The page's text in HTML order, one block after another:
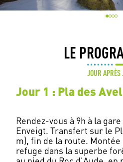
LE
JOUR APRÈS
Jour 1 : Pla des
Rendez-vous à 9h à la
Enveigt. Transfert sur le
m), fin de la route.
refuge dans la superbe